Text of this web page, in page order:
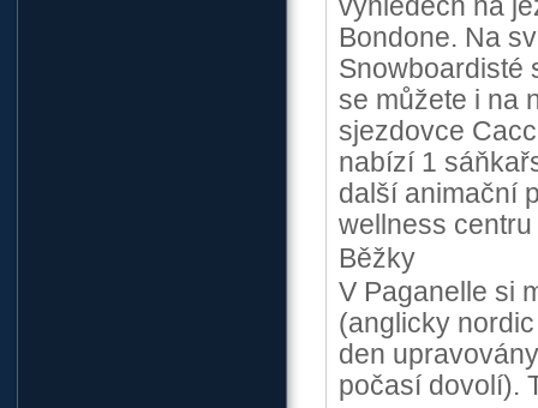
výhledech na
Bondone. Na
Snowboardisté
se můžete i na
sjezdovce
nabízí 1
další animační
wellness centru
Běžky
V Paganelle si
(anglicky
den
počasí dovolí).